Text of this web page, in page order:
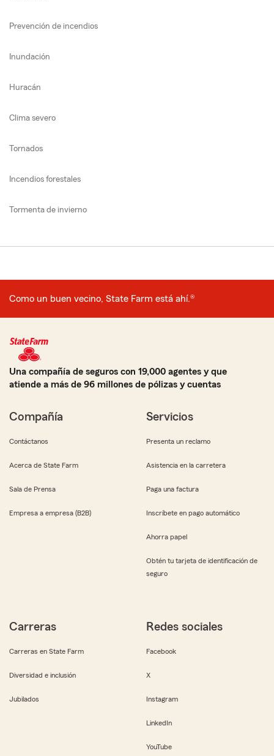
Prevención de incendios
Inundación
Huracán
Clima severo
Tornados
Incendios forestales
Tormenta de invierno
Como un buen vecino, State Farm está ahí.®
Una compañía de seguros con 19,000 agentes y que
atiende a más de 96 millones de pólizas y cuentas
Compañía
Contáctanos
Acerca de State Farm
Sala de Prensa
Empresa a empresa (B2B)
Servicios
Presenta un reclamo
Asistencia en la carretera
Paga una factura
Inscríbete en pago automático
Ahorra papel
Obtén tu tarjeta de identificación de
seguro
Carreras
Carreras en State Farm
Diversidad e inclusión
Jubilados
Redes sociales
Facebook
X
Instagram
LinkedIn
YouTube